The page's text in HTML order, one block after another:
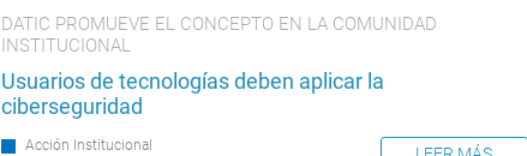
DATIC PROMUEVE EL CONCEPTO EN LA COMUNIDAD
INSTITUCIONAL
Usuarios de tecnologías deben aplicar la
ciberseguridad
Acción Institucional